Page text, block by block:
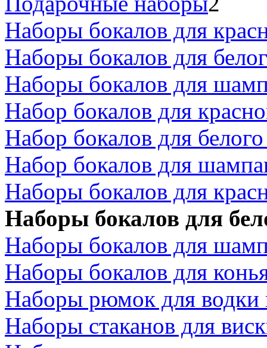
Наборы бокалов для
Наборы бокалов для
Наборы бокалов для
Набор бокалов для
Набор бокалов для
Набор бокалов для
Наборы бокалов для
Наборы бокалов для
Наборы бокалов для
Наборы бокалов для
Наборы рюмок для водки
Наборы стаканов для